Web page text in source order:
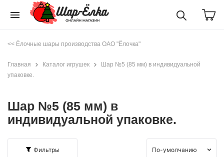
menu
<< Ёлочные шары производства ОАО "Ёлочка"
Главная Каталог игрушек
Шар №5 (85 мм) в индивидуальной
упаковке.
Шар №5 (85 мм) в
индивидуальной упаковке.
Фильтры